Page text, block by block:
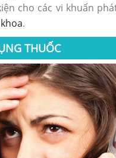
cho các vi khuẩn
.
THUỐC